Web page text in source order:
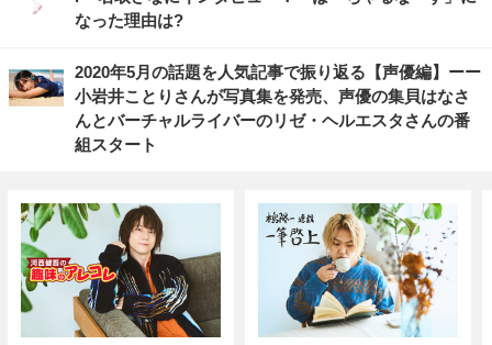
なった理由は?
2020年5月の話題を人気記事で振り返る【声優編】ーー
小岩井ことりさんが写真集を発売、声優の集貝はなさ
んとバーチャルライバーのリゼ・ヘルエスタさんの番
組スタート